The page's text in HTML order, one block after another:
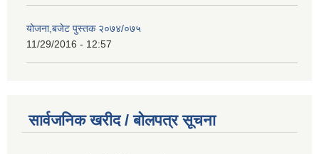
योजना,बजेट पुस्तक २०७४/०७५
11/29/2016 - 12:57
सार्वजनिक खरीद / बोलपत्र सूचना